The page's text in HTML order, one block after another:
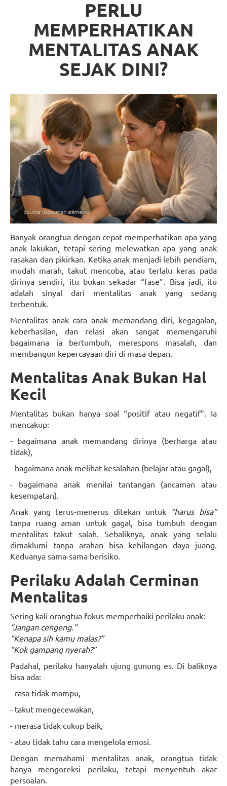
PERLU
MEMPERHATIKAN
MENTALITAS ANAK
SEJAK DINI?
Banyak orangtua dengan cepat memperhatikan apa yang
anak lakukan, tetapi sering melewatkan apa yang anak
rasakan dan pikirkan. Ketika anak menjadi lebih pendiam,
mudah marah, takut mencoba, atau terlalu keras pada
dirinya sendiri, itu bukan sekadar “fase”. Bisa jadi, itu
adalah sinyal dari mentalitas anak yang sedang
terbentuk.
Mentalitas anak cara anak memandang diri, kegagalan,
keberhasilan, dan relasi akan sangat memengaruhi
bagaimana ia bertumbuh, merespons masalah, dan
membangun kepercayaan diri di masa depan.
Mentalitas Anak Bukan Hal
Kecil
Mentalitas bukan hanya soal “positif atau negatif”. Ia
mencakup:
- bagaimana anak memandang dirinya (berharga atau
tidak),
- bagaimana anak melihat kesalahan (belajar atau gagal),
- bagaimana anak menilai tantangan (ancaman atau
kesempatan).
Anak yang terus-menerus ditekan untuk“harus bisa”
tanpa ruang aman untuk gagal, bisa tumbuh dengan
mentalitas takut salah. Sebaliknya, anak yang selalu
dimaklumi tanpa arahan bisa kehilangan daya juang.
Keduanya sama-sama berisiko.
Perilaku Adalah Cerminan
Mentalitas
Sering kali orangtua fokus memperbaiki perilaku anak:
“Jangan cengeng.”
“Kenapa sih kamu malas?”
“Kok gampang nyerah?”
Padahal, perilaku hanyalah ujung gunung es. Di baliknya
bisa ada:
- rasa tidak mampu,
- takut mengecewakan,
- merasa tidak cukup baik,
- atau tidak tahu cara mengelola emosi.
Dengan memahami mentalitas anak, orangtua tidak
hanya mengoreksi perilaku, tetapi menyentuh akar
persoalan.